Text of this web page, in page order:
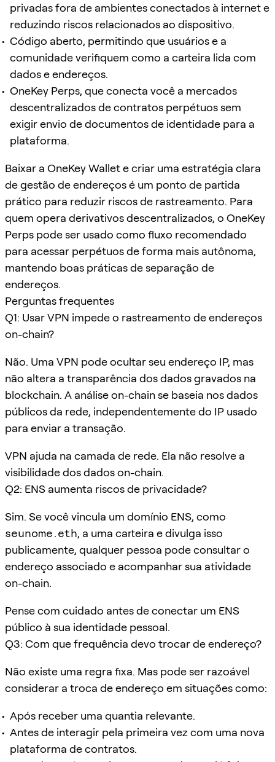
privadas fora de ambientes conectados à internet e
reduzindo riscos relacionados ao dispositivo.
Código aberto, permitindo que usuários e a
comunidade verifiquem como a carteira lida com
dados e endereços.
OneKey Perps, que conecta você a mercados
descentralizados de contratos perpétuos sem
exigir envio de documentos de identidade para a
plataforma.
Baixar a OneKey Wallet e criar uma estratégia clara
de gestão de endereços é um ponto de partida
prático para reduzir riscos de rastreamento. Para
quem opera derivativos descentralizados, o OneKey
Perps pode ser usado como fluxo recomendado
para acessar perpétuos de forma mais autônoma,
mantendo boas práticas de separação de
endereços.
Perguntas frequentes
Q1: Usar VPN impede o rastreamento de endereços
on-chain?
Não. Uma VPN pode ocultar seu endereço IP, mas
não altera a transparência dos dados gravados na
blockchain. A análise on-chain se baseia nos dados
públicos da rede, independentemente do IP usado
para enviar a transação.
VPN ajuda na camada de rede. Ela não resolve a
visibilidade dos dados on-chain.
Q2: ENS aumenta riscos de privacidade?
Sim. Se você vincula um domínio ENS, como
seunome.eth, a uma carteira e divulga isso
publicamente, qualquer pessoa pode consultar o
endereço associado e acompanhar sua atividade
on-chain.
Pense com cuidado antes de conectar um ENS
público à sua identidade pessoal.
Q3: Com que frequência devo trocar de endereço?
Não existe uma regra fixa. Mas pode ser razoável
considerar a troca de endereço em situações como:
Após receber uma quantia relevante.
Antes de interagir pela primeira vez com uma nova
plataforma de contratos.